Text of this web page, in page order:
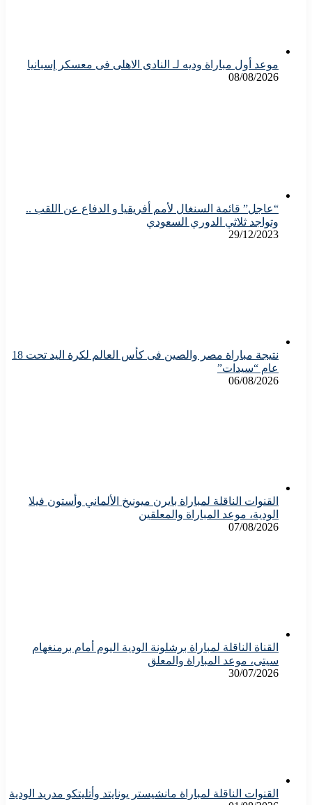
موعد أول مباراة وديه لـ النادى الاهلى فى معسكر إسبانيا
08/08/2026
“عاجل” قائمة السنغال لأمم أفريقيا و الدفاع عن اللقب ..
وتواجد ثلاثي الدوري السعودي
29/12/2023
نتيجة مباراة مصر والصين فى كأس العالم لكرة اليد تحت 18
عام “سيدات”
06/08/2026
القنوات الناقلة لمباراة بايرن ميونيخ الألماني وأستون فيلا
الودية، موعد المباراة والمعلقين
07/08/2026
القناة الناقلة لمباراة برشلونة الودية اليوم أمام برمنغهام
سيتى، موعد المباراة والمعلق
30/07/2026
القنوات الناقلة لمباراة مانشيستر يونايتد وأتليتكو مدريد الودية